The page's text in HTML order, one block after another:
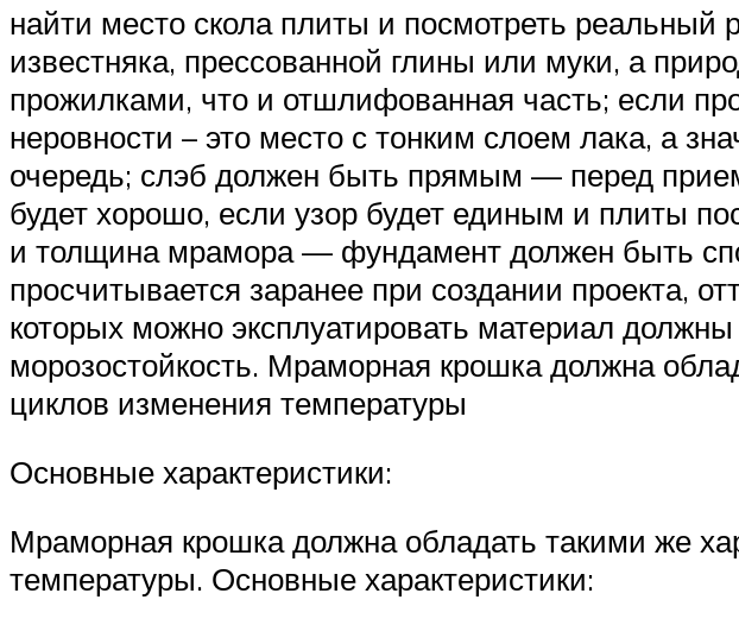
найти место скола плиты и посмотреть
известняка, прессованной глины или муки, а
прожилками, что и отшлифованная часть; если
неровности – это место с тонким слоем лака, а
очередь; слэб должен быть прямым — перед
будет хорошо, если узор будет единым и плиты
и толщина мрамора — фундамент должен быть
просчитывается заранее при создании проекта,
которых можно эксплуатировать материал
морозостойкость. Мраморная крошка должна
циклов изменения температуры
Основные характеристики:
Мраморная крошка должна обладать такими же
температуры. Основные характеристики: